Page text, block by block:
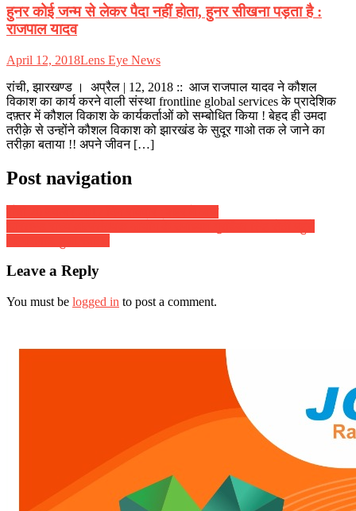
हुनर कोई जन्म से लेकर पैदा नहीं होता, हुनर सीखना पड़ता है :
राजपाल यादव
April 12, 2018Lens Eye News
रांची, झारखण्ड । अप्रैल | 12, 2018 :: आज राजपाल यादव ने कौशल
विकाश का कार्य करने वाली संस्था frontline global services के प्रादेशिक
दफ़्तर में कौशल विकाश के कार्यकर्ताओं को सम्बोधित किया ! बेहद ही उमदा
तरीक़े से उन्होंने कौशल विकाश को झारखंड के सुदूर गाओ तक ले जाने का
तरीक़ा बताया !! अपने जीवन […]
Post navigation
Leave a Reply
You must be logged in to post a comment.